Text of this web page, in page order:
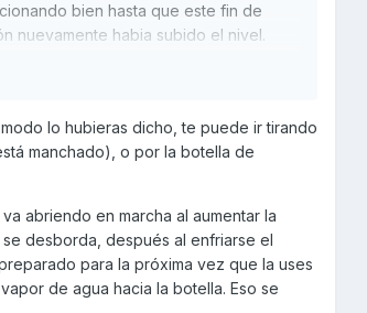
bien hasta que este fin de
nuevamente habia subido el nivel.
cantidades visibles. Pero, por donde
salido hacia fuera quemado por el
no sea así pues seria la segunda vez
revisar de paso los
dos, aprovechar y montar un kit de
lo hubieras dicho, te puede ir tirando
manchado), o por la botella de
abriendo en marcha al aumentar la
desborda, después al enfriarse el
para la próxima vez que la uses
de agua hacia la botella. Eso se